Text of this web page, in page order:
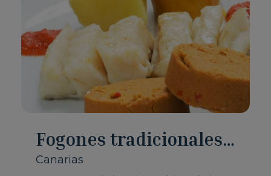
Fogones tradicionales
canarios: sancocho
Canarias